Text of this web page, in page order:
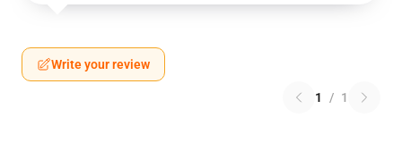
Write your review
1 / 1